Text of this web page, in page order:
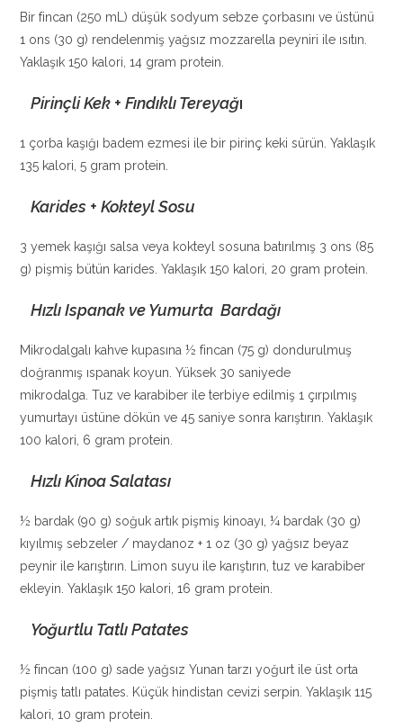
Bir fincan (250 mL) düşük sodyum sebze çorbasını ve üstünü
1 ons (30 g) rendelenmiş yağsız mozzarella peyniri ile ısıtın.
Yaklaşık 150 kalori, 14 gram protein.
Pirinçli Kek + Fındıklı Tereyağı
1 çorba kaşığı badem ezmesi ile bir pirinç keki sürün. Yaklaşık
135 kalori, 5 gram protein.
Karides + Kokteyl Sosu
3 yemek kaşığı salsa veya kokteyl sosuna batırılmış 3 ons (85
g) pişmiş bütün karides. Yaklaşık 150 kalori, 20 gram protein.
Hızlı Ispanak ve Yumurta Bardağı
Mikrodalgalı kahve kupasına ½ fincan (75 g) dondurulmuş
doğranmış ıspanak koyun. Yüksek 30 saniyede
mikrodalga. Tuz ve karabiber ile terbiye edilmiş 1 çırpılmış
yumurtayı üstüne dökün ve 45 saniye sonra karıştırın. Yaklaşık
100 kalori, 6 gram protein.
Hızlı Kinoa Salatası
½ bardak (90 g) soğuk artık pişmiş kinoayı, ¼ bardak (30 g)
kıyılmış sebzeler / maydanoz + 1 oz (30 g) yağsız beyaz
peynir ile karıştırın. Limon suyu ile karıştırın, tuz ve karabiber
ekleyin. Yaklaşık 150 kalori, 16 gram protein.
Yoğurtlu Tatlı Patates
½ fincan (100 g) sade yağsız Yunan tarzı yoğurt ile üst orta
pişmiş tatlı patates. Küçük hindistan cevizi serpin. Yaklaşık 115
kalori, 10 gram protein.